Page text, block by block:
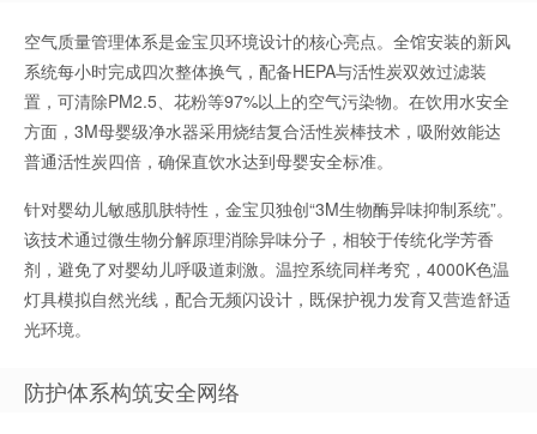
空气质量管理体系是金宝贝环境设计的核心亮点。全馆安装的新风
系统每小时完成四次整体换气，配备HEPA与活性炭双效过滤装
置，可清除PM2.5、花粉等97%以上的空气污染物。在饮用水安全
方面，3M母婴级净水器采用烧结复合活性炭棒技术，吸附效能达
普通活性炭四倍，确保直饮水达到母婴安全标准。
针对婴幼儿敏感肌肤特性，金宝贝独创“3M生物酶异味抑制系统”。
该技术通过微生物分解原理消除异味分子，相较于传统化学芳香
剂，避免了对婴幼儿呼吸道刺激。温控系统同样考究，4000K色温
灯具模拟自然光线，配合无频闪设计，既保护视力发育又营造舒适
光环境。
防护体系构筑安全网络